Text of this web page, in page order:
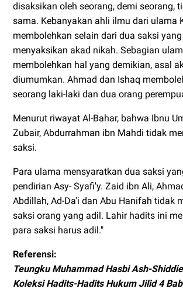
disaksikan oleh seorang, demi seorang,
sama. Kebanyakan ahli ilmu dari ulama
membolehkan selain dari dua saksi
menyaksikan akad nikah. Sebagian
membolehkan hal yang demikian, asal
diumumkan. Ahmad dan Ishaq
seorang laki-laki dan dua orang
Menurut riwayat Al-Bahar, bahwa Ibnu
Zubair, Abdurrahman ibn Mahdi tidak
saksi.
Para ulama mensyaratkan dua saksi
pendirian Asy- Syafi'y. Zaid ibn Ali,
Abdillah, Ad-Da'i dan Abu Hanifah tidak
saksi orang yang adil. Lahir hadits ini
para saksi harus adil."
Referensi:
Teungku Muhammad Hasbi Ash-
Koleksi Hadits-Hadits Hukum Jilid 4